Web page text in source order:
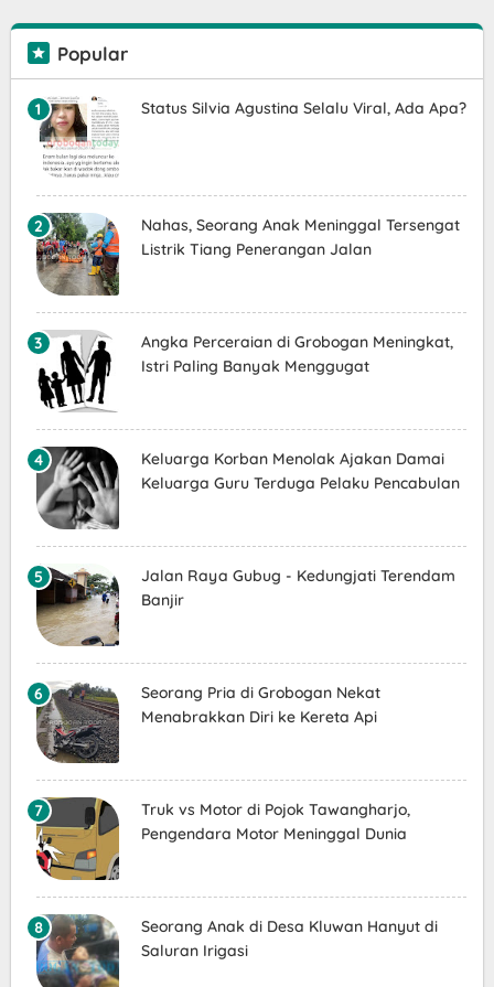
Popular
Status Silvia Agustina Selalu Viral, Ada Apa?
Nahas, Seorang Anak Meninggal Tersengat
Listrik Tiang Penerangan Jalan
Angka Perceraian di Grobogan Meningkat,
Istri Paling Banyak Menggugat
Keluarga Korban Menolak Ajakan Damai
Keluarga Guru Terduga Pelaku Pencabulan
Jalan Raya Gubug - Kedungjati Terendam
Banjir
Seorang Pria di Grobogan Nekat
Menabrakkan Diri ke Kereta Api
Truk vs Motor di Pojok Tawangharjo,
Pengendara Motor Meninggal Dunia
Seorang Anak di Desa Kluwan Hanyut di
Saluran Irigasi